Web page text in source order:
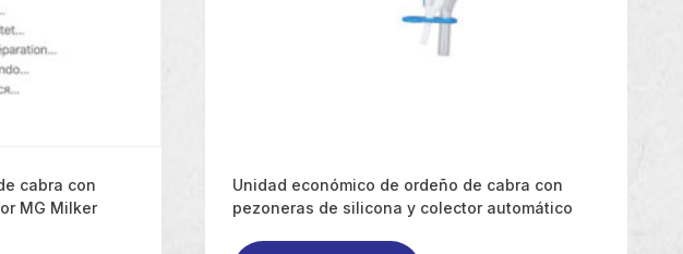
cabra con
MG Milker
Unidad económico de ordeño de cabra con
pezoneras de silicona y colector automático